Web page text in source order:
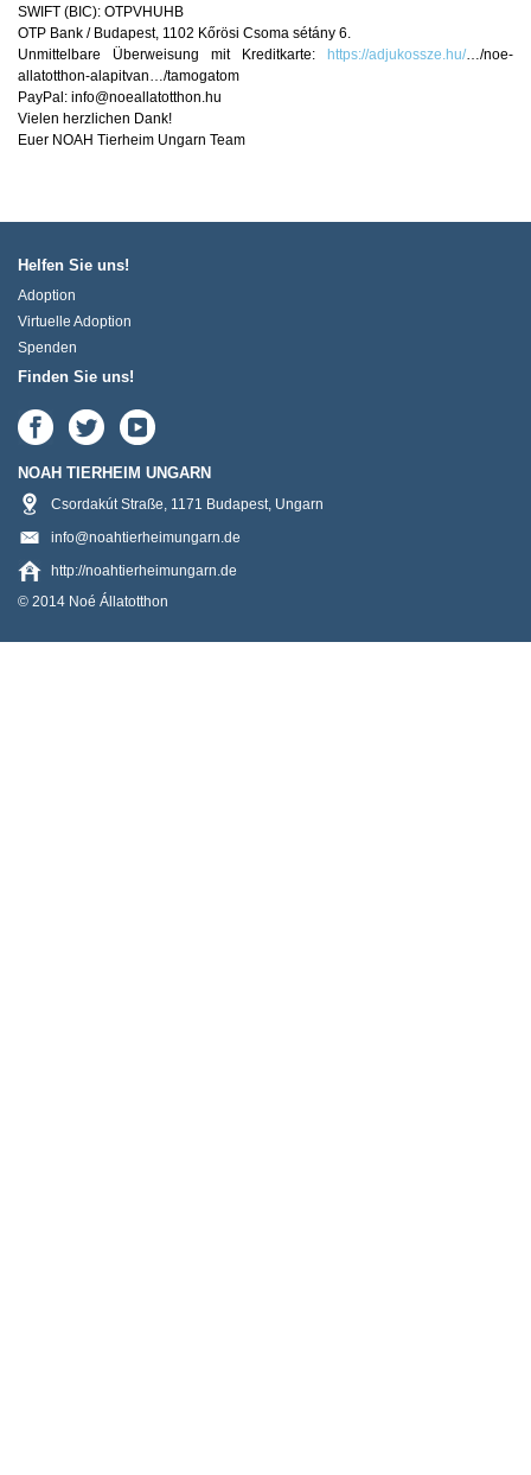
SWIFT (BIC): OTPVHUHB
OTP Bank / Budapest, 1102 Kőrösi Csoma sétány 6.
Unmittelbare Überweisung mit Kreditkarte:
https://adjukossze.hu/…/noe-
allatotthon-alapitvan…/tamogatom
PayPal: info@noeallatotthon.hu
Vielen herzlichen Dank!
Euer NOAH Tierheim Ungarn Team
Helfen Sie uns!
Adoption
Virtuelle Adoption
Spenden
Finden Sie uns!
NOAH TIERHEIM UNGARN
Csordakút Straße, 1171 Budapest, Ungarn
info@noahtierheimungarn.de
http://noahtierheimungarn.de
© 2014 Noé Állatotthon